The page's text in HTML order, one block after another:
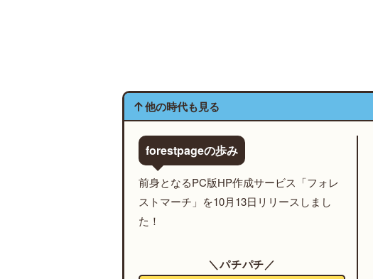
他の時代も見る
forestpageの歩み
前身となるPC版HP作成サービス「フォレ
ストマーチ」を10月13日リリースしまし
た！
＼パチパチ／